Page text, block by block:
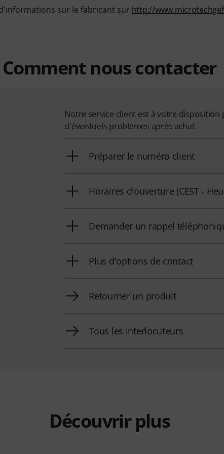
sur le fabricant sur http://
Comment nous contacter
Notre service client est à votre
d'éventuels problèmes après achat.
Préparer le numéro client
Horaires d'ouverture (CEST -
Demander un rappel
Plus d'options de contact
Retourner un produit
Tous les interlocuteurs
Découvrir plus